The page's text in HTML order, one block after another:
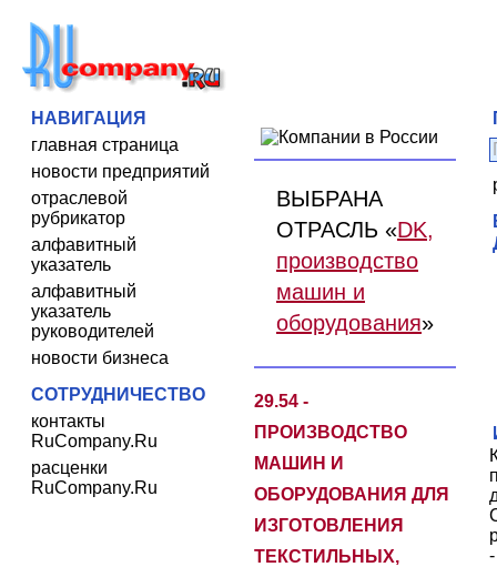
НАВИГАЦИЯ
главная страница
новости предприятий
отраслевой
рубрикатор
алфавитный
указатель
алфавитный
указатель
руководителей
новости бизнеса
СОТРУДНИЧЕСТВО
контакты
RuCompany.Ru
расценки
RuCompany.Ru
ВЫБРАНА
ОТРАСЛЬ «DK,
производство
машин и
оборудования»
29.54 -
ПРОИЗВОДСТВО
МАШИН И
ОБОРУДОВАНИЯ ДЛЯ
ИЗГОТОВЛЕНИЯ
ТЕКСТИЛЬНЫХ,